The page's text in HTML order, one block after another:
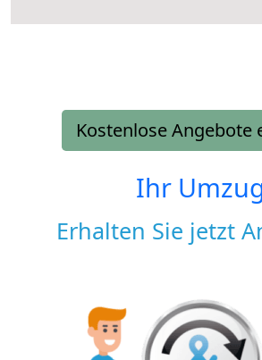
Kostenlose Angebote
Ihr
Erhalten Sie jetzt